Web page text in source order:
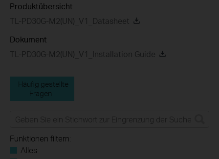
Produktübersicht
TL-PD30G-M2(UN)_V1_Datasheet
Dokument
TL-PD30G-M2(UN)_V1_Installation Guide
Häufig gestellte
Fragen
Funktionen filtern:
Alles